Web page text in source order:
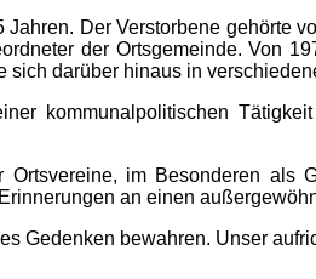
Der Verstorbene gehörte
der Ortsgemeinde. Von
darüber hinaus in
kommunalpolitischen
im Besonderen
an einen
Gedenken bewahren. Unser